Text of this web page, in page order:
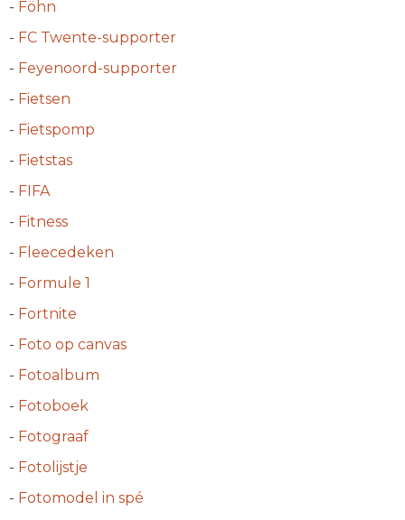
- Föhn
- FC Twente-supporter
- Feyenoord-supporter
- Fietsen
- Fietspomp
- Fietstas
- FIFA
- Fitness
- Fleecedeken
- Formule 1
- Fortnite
- Foto op canvas
- Fotoalbum
- Fotoboek
- Fotograaf
- Fotolijstje
- Fotomodel in spé